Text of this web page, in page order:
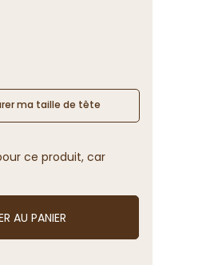
ma taille de tête
ce produit, car
AU PANIER